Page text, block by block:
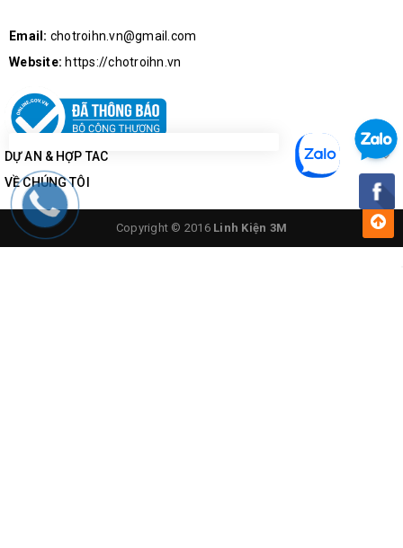
Email: chotroihn.vn@gmail.com
Website: https://chotroihn.vn
DỰ ÁN & HỢP TÁC
VỀ CHÚNG TÔI
Copyright © 2016 Linh Kiện 3M